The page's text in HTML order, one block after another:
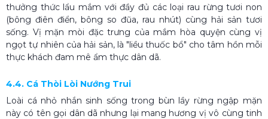
thưởng thức lẩu mắm với đầy đủ các loại rau rừng tươi non
(bông điên điển, bông so đũa, rau nhút) cùng hải sản tươi
sống. Vị mặn mòi đặc trưng của mắm hòa quyện cùng vị
ngọt tự nhiên của hải sản, là "liều thuốc bổ" cho tâm hồn mỗi
thực khách đam mê ẩm thực dân dã.
4.4. Cá Thòi Lòi Nướng Trui
Loài cá nhỏ nhắn sinh sống trong bùn lầy rừng ngập mặn
này có tên gọi dân dã nhưng lại mang hương vị vô cùng tinh